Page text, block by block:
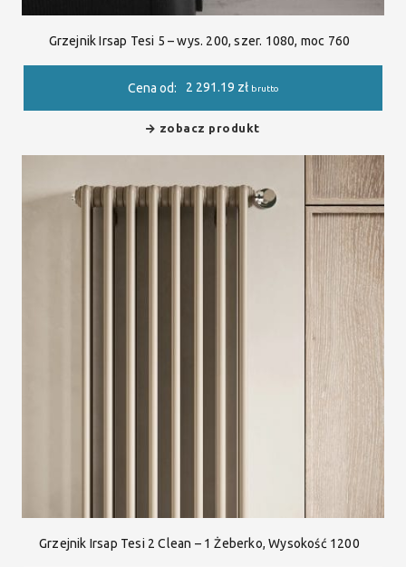
Grzejnik Irsap Tesi 5 – wys. 200, szer. 1080, moc 760
Cena od: 2 291.19 zł brutto
zobacz produkt
Grzejnik Irsap Tesi 2 Clean – 1 Żeberko, Wysokość 1200